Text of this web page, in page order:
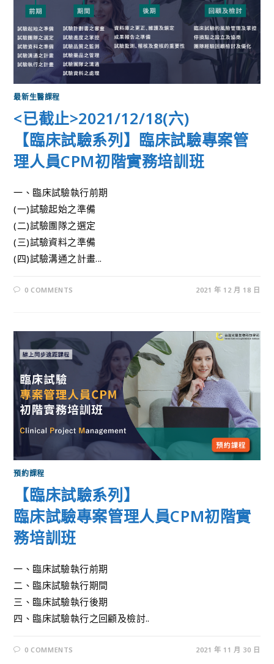
最新生醫課程
<已截止>2021/12/18(六)
【臨床試驗系列】臨床試驗專案管
理人員CPM初階實務培訓班
一、臨床試驗執行前期
(一)試驗起始之準備
(二)試驗團隊之選定
(三)試驗資料之準備
(四)試驗溝通之計畫...
0 COMMENTS 2021 年 12 月 18 日
預約課程
【臨床試驗系列】
臨床試驗專案管理人員CPM初階實
務培訓班
一、臨床試驗執行前期
二、臨床試驗執行期間
三、臨床試驗執行後期
四、臨床試驗執行之回顧及檢討..
0 COMMENTS 2021 年 11 月 30 日